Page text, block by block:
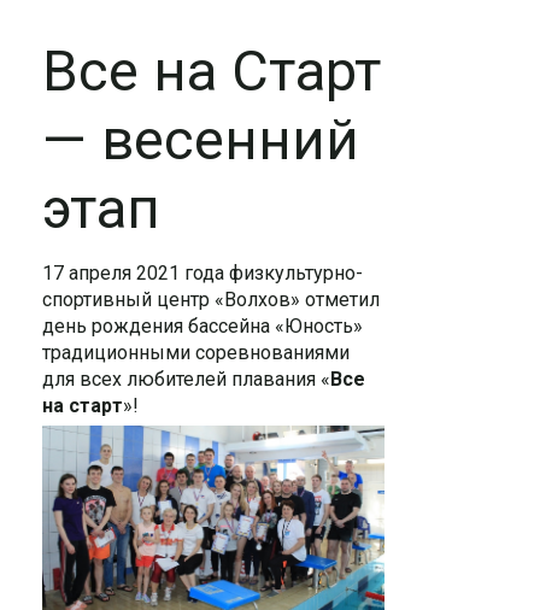
Все на Старт
— весенний
этап⠀
17 апреля 2021 года физкультурно-
спортивный центр «Волхов» отметил
день рождения бассейна «Юность»
традиционными соревнованиями
для всех любителей плавания «Все
на старт»!⠀